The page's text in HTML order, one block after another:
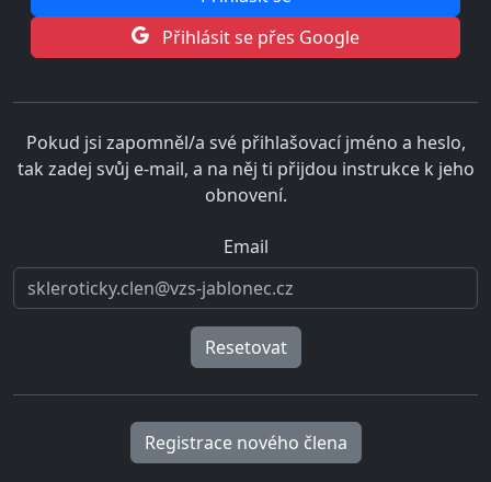
Přihlásit se přes Google
Pokud jsi zapomněl/a své přihlašovací jméno a heslo,
tak zadej svůj e-mail, a na něj ti přijdou instrukce k jeho
obnovení.
Email
Registrace nového člena